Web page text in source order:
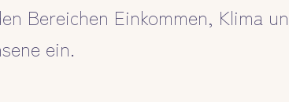
Bereichen Einkommen, Klima
ein.